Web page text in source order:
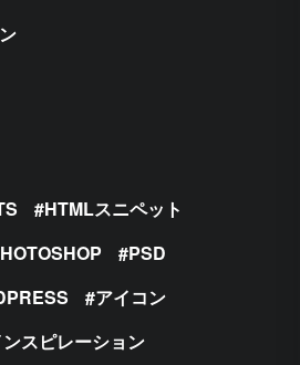
HTMLスニペット
PSD
アイコン
スピレーション